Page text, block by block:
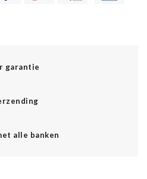
garantie
alle banken